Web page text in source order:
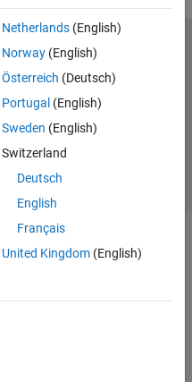
Netherlands(English)
Norway(English)
Österreich (Deutsch)
Portugal (English)
Sweden (English)
Switzerland
Deutsch
English
Français
United Kingdom(English)
sulla privacy
Contatti